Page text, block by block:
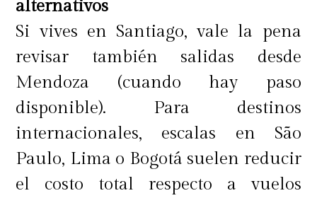
bueno planificar un vestuario que
pueda ajustarse y combinarse con
facilidad y, sobre todo, ropa cómoda.
En el caso de viajar al sur de Chile el
vestuario térmico es muy útil"
agrega.
alternativos
Si vives en Santiago, vale la pena
revisar también salidas desde
Mendoza (cuando hay paso
disponible). Para destinos
internacionales, escalas en São
Paulo, Lima o Bogotá suelen reducir
el costo total respecto a vuelos